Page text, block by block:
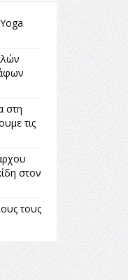
στη
τις
στον
τους